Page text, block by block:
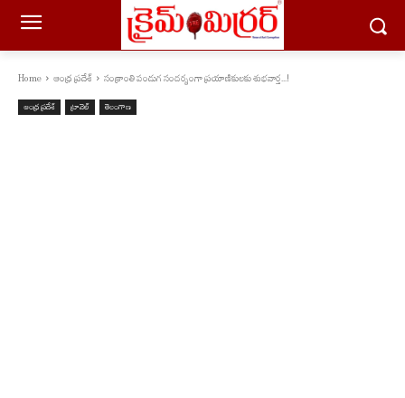
Home ఆంధ్ర ప్రదేశ్ సంక్రాంతి పండుగ సందర్బంగా ప్రయాణికులకు శుభవార్త...!
ఆంధ్ర ప్రదేశ్ ట్రావెల్ తెలంగాణ